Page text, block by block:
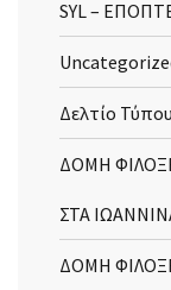
SYL –
Δελτίο Τύπου
ΔΟΜΗ
ΣΤΑ
ΔΟΜΗ